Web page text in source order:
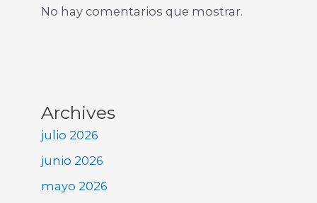
No hay comentarios que mostrar.
Archives
julio 2026
junio 2026
mayo 2026